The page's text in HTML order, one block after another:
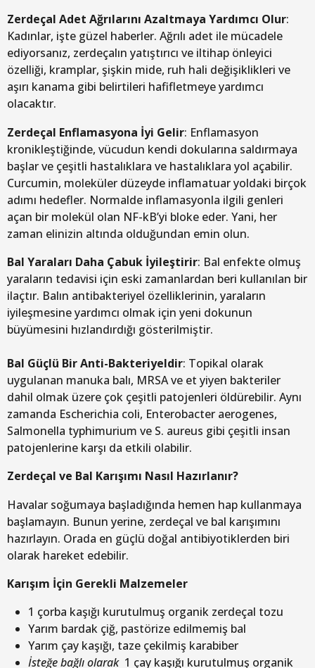
Zerdeçal Adet Ağrılarını Azaltmaya Yardımcı Olur:
Kadınlar, işte güzel haberler. Ağrılı adet ile mücadele
ediyorsanız, zerdeçalın yatıştırıcı ve iltihap önleyici
özelliği, kramplar, şişkin mide, ruh hali değişiklikleri ve
aşırı kanama gibi belirtileri hafifletmeye yardımcı
olacaktır.
Zerdeçal Enflamasyona İyi Gelir: Enflamasyon
kronikleştiğinde, vücudun kendi dokularına saldırmaya
başlar ve çeşitli hastalıklara ve hastalıklara yol açabilir.
Curcumin, moleküler düzeyde inflamatuar yoldaki birçok
adımı hedefler. Normalde inflamasyonla ilgili genleri
açan bir molekül olan NF-kB’yi bloke eder. Yani, her
zaman elinizin altında olduğundan emin olun.
Bal Yaraları Daha Çabuk İyileştirir: Bal enfekte olmuş
yaraların tedavisi için eski zamanlardan beri kullanılan bir
ilaçtır. Balın antibakteriyel özelliklerinin, yaraların
iyileşmesine yardımcı olmak için yeni dokunun
büyümesini hızlandırdığı gösterilmiştir.
Bal Güçlü Bir Anti-Bakteriyeldir: Topikal olarak
uygulanan manuka balı, MRSA ve et yiyen bakteriler
dahil olmak üzere çok çeşitli patojenleri öldürebilir. Aynı
zamanda Escherichia coli, Enterobacter aerogenes,
Salmonella typhimurium ve S. aureus gibi çeşitli insan
patojenlerine karşı da etkili olabilir.
Zerdeçal ve Bal Karışımı Nasıl Hazırlanır?
Havalar soğumaya başladığında hemen hap kullanmaya
başlamayın. Bunun yerine, zerdeçal ve bal karışımını
hazırlayın. Orada en güçlü doğal antibiyotiklerden biri
olarak hareket edebilir.
Karışım İçin Gerekli Malzemeler
1 çorba kaşığı kurutulmuş organik zerdeçal tozu
Yarım bardak çiğ, pastörize edilmemiş bal
Yarım çay kaşığı, taze çekilmiş karabiber
İsteğe bağlı olarak 1 çay kaşığı kurutulmuş organik